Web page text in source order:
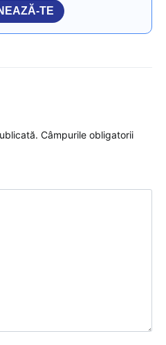
TE
Câmpurile obligatorii